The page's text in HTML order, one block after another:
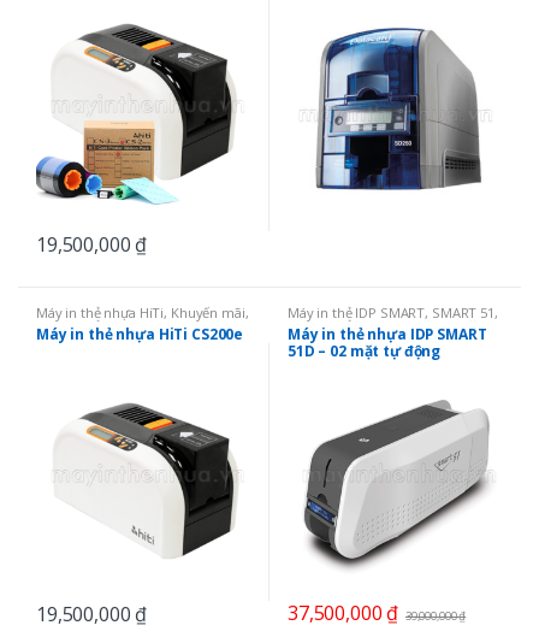
19,500,000 ₫
Máy in thẻ nhựa HiTi, Khuyến mãi,
Máy in thẻ nhựa
Máy in thẻ nhựa HiTi CS200e
19,500,000 ₫
Máy in thẻ IDP SMART, SMART 51,
Máy in thẻ nhựa Máy in 02 mặt
Máy in thẻ nhựa IDP SMART
51D – 02 mặt tự động
37,500,000 ₫ 39,000,000₫